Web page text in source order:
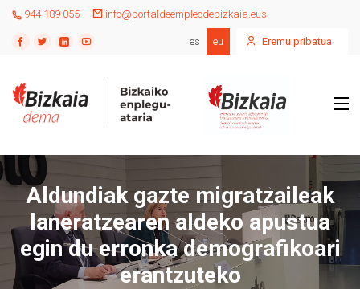
944 189 055 info@portaldeempleodebizkaia.eus
es eu Eremu pribatua
Aldundiak gazte migratzaileak
laneratzearen aldeko apustua
egin du erronka demografikoari
erantzuteko